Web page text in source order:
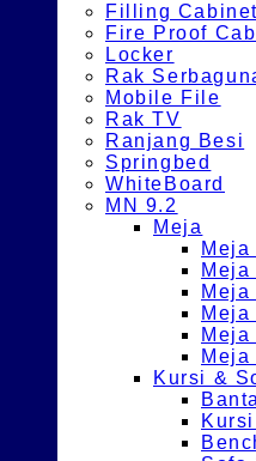
Filling Cabinet
Fire Proof
Locker
Rak
Mobile File
Rak TV
Ranjang Besi
Springbed
WhiteBoard
MN 9.2
Meja
Meja
Meja
Meja
Meja
Meja
Kursi &